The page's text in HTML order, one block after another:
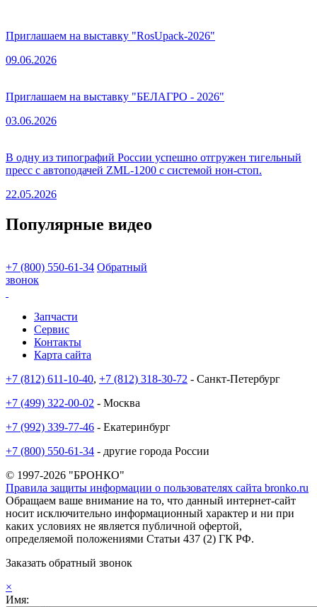
Приглашаем на выставку "RosUpack-2026"
09.06.2026
Приглашаем на выставку "БЕЛАГРО - 2026"
03.06.2026
В одну из типографий России успешно отгружен тигельный
пресс с автоподачей ZML-1200 с системой нон-стоп.
22.05.2026
Популярные видео
+7 (800) 550-61-34 Обратный
звонок
Запчасти
Сервис
Контакты
Карта сайта
+7 (812) 611-10-40, +7 (812) 318-30-72 - Санкт-Петербург
+7 (499) 322-00-02 - Москва
+7 (992) 339-77-46 - Екатеринбург
+7 (800) 550-61-34 - другие города России
© 1997-2026 "БРОНКО"
Правила защиты информации о пользователях сайта bronko.ru
Обращаем ваше внимание на то, что данный интернет-сайт
носит исключительно информационный характер и ни при
каких условиях не является публичной офертой,
определяемой положениями Статьи 437 (2) ГК РФ.
Заказать обратный звонок
×
Имя: